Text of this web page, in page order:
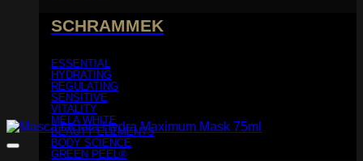
SCHRAMMEK
ESSENTIAL
HYDRATING
REGULATING
SENSITIVE
VITALITY
MELA WHITE
BEAUTY ELEMENTS
BODY SCIENCE
GREEN PEEL®